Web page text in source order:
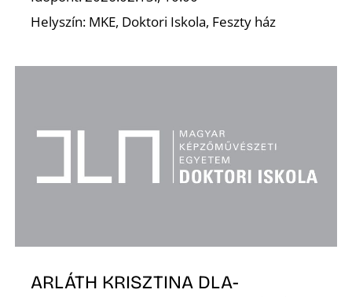
Helyszín: MKE, Doktori Iskola, Feszty ház
ARLÁTH KRISZTINA DLA-